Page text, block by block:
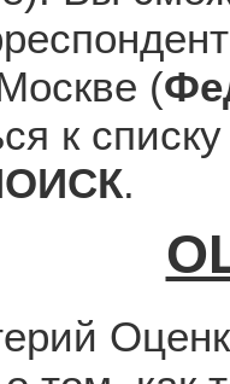
(
к
.